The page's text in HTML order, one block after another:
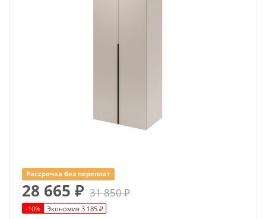
Рассрочка без переплат
28 665 ₽ 31 850₽
-10% Экономия 3 185 ₽